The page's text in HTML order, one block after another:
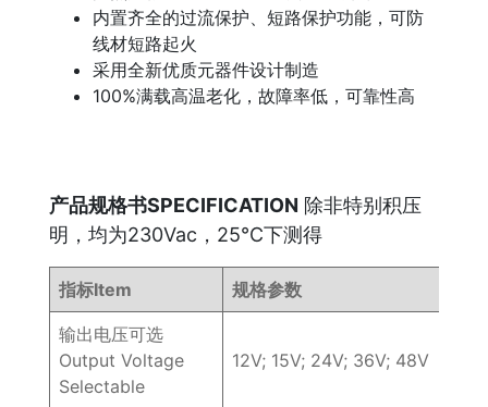
内置齐全的过流保护、短路保护功能，可防
线材短路起火
采用全新优质元器件设计制造
100%满载高温老化，故障率低，可靠性高
产品规格书SPECIFICATION 除非特别积压
明，均为230Vac，25℃下测得
指标Item 规格参数
输出电压可选
Output Voltage
Selectable
12V; 15V; 24V; 36V; 48V